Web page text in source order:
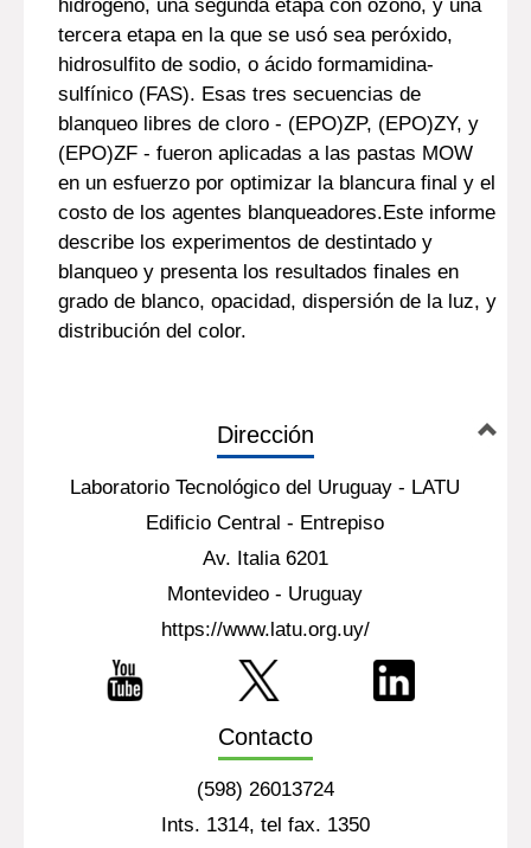
hidrógeno, una segunda etapa con ozono, y una
tercera etapa en la que se usó sea peróxido,
hidrosulfito de sodio, o ácido formamidina-
sulfínico (FAS). Esas tres secuencias de
blanqueo libres de cloro - (EPO)ZP, (EPO)ZY, y
(EPO)ZF - fueron aplicadas a las pastas MOW
en un esfuerzo por optimizar la blancura final y el
costo de los agentes blanqueadores.Este informe
describe los experimentos de destintado y
blanqueo y presenta los resultados finales en
grado de blanco, opacidad, dispersión de la luz, y
distribución del color.
Dirección
Laboratorio Tecnológico del Uruguay - LATU
Edificio Central - Entrepiso
Av. Italia 6201
Montevideo - Uruguay
https://www.latu.org.uy/
Contacto
(598) 26013724
Ints. 1314, tel fax. 1350